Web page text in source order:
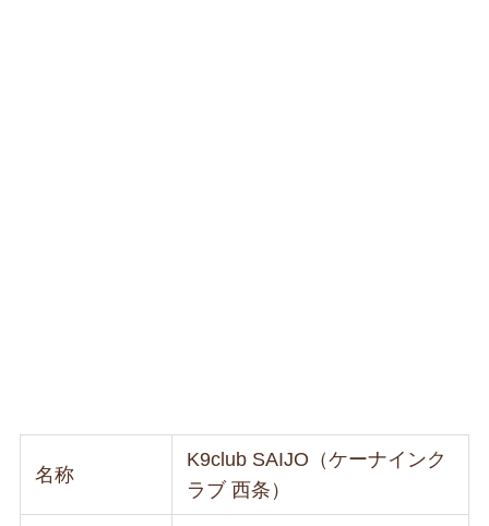
名称
K9club SAIJO（ケーナインク
ラブ 西条）